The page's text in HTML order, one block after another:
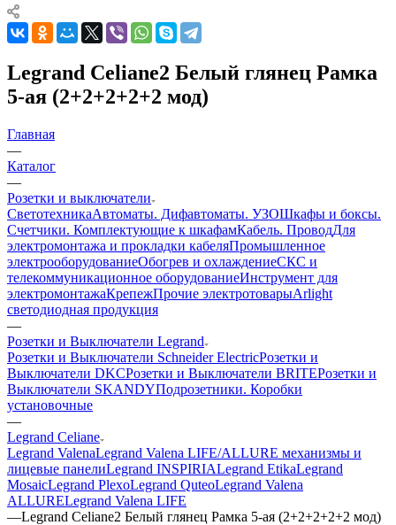
Legrand Celiane2 Белый глянец Рамка
5-ая (2+2+2+2+2 мод)
Главная
—
Каталог
—
Розетки и выключатели
СветотехникаАвтоматы. Дифавтоматы. УЗОШкафы и боксы.
Счетчики. Комплектующие к шкафамКабель. ПроводДля
электромонтажа и прокладки кабеляПромышленное
электрооборудованиеОбогрев и охлаждениеСКС и
телекоммуникационное оборудованиеИнструмент для
электромонтажаКрепежПрочие электротоварыArlight
светодиодная продукция
—
Розетки и Выключатели Legrand
Розетки и Выключатели Schneider ElectricРозетки и
Выключатели DKCРозетки и Выключатели BRITEРозетки и
Выключатели SKANDYПодрозетники. Коробки
установочные
—
Legrand Celiane
Legrand ValenaLegrand Valena LIFE/ALLURE механизмы и
лицевые панелиLegrand INSPIRIALegrand EtikaLegrand
MosaicLegrand PlexoLegrand QuteoLegrand Valena
ALLURELegrand Valena LIFE
—Legrand Celiane2 Белый глянец Рамка 5-ая (2+2+2+2+2 мод)